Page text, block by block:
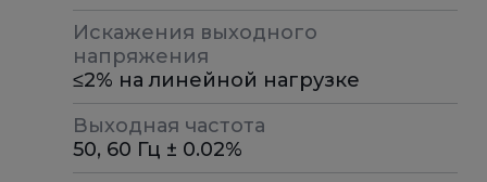
Искажения выходного
напряжения
≤2% на линейной нагрузке
Выходная частота
50, 60 Гц ± 0.02%